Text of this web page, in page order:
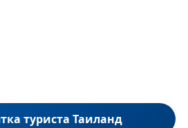
туриста Таиланд